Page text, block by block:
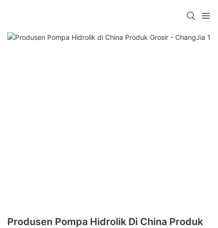
Produsen Pompa Hidrolik Di China​ Produk